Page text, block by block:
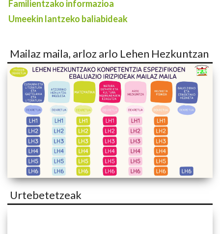
Familientzako informazioa
Umeekin lantzeko baliabideak
Mailaz maila, arloz arlo Lehen Hezkuntzan
Urtebetetzeak